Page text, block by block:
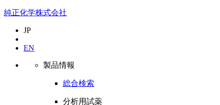
純正化学株式会社
JP
EN
製品情報
総合検索
分析用試薬